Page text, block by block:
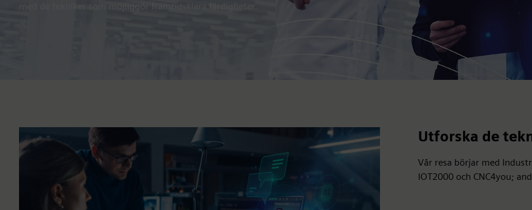
med de tekniker som möjliggör framtidsklara färdigheter.
Utforska de
Vår resa börjar med
IOT2000 och CNC4you;